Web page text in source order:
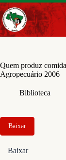
Pular
para
o
conteúdo
Quem produz
Agropecuário 2006
Biblioteca
Baixar
Baixar